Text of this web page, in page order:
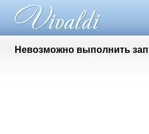
Невозможно выполнить